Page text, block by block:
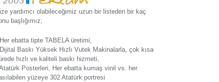
yardımcı olabileceğimiz uzun bir listeden bir kaç
başlığımız;
ebatta tipte TABELA üretimi,
Baskı Yüksek Hızlı Vutek Makinalarla, çok kısa
hızlı ve kaliteli baskı hizmeti,
Posterleri, Her ebatta kumaş vinil vs. her
yüzeye 302 Atatürk portresi